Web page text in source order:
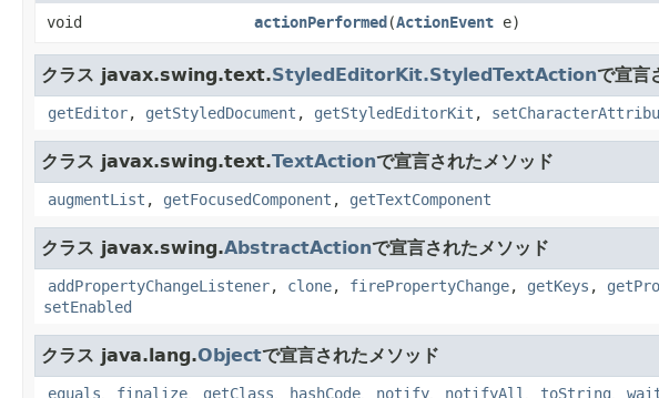
void actionPerformed ​(ActionEvent e)
クラス javax.swing.text.StyledEditorKit.StyledTextActionで宣言
getEditor, getStyledDocument , getStyledEditorKit ,
クラス javax.swing.text.TextActionで宣言されたメソッド
augmentList , getFocusedComponent , getTextComponent
クラス javax.swing.AbstractActionで宣言されたメソッド
addPropertyChangeListener, clone, firePropertyChange, getKeys ,
setEnabled
クラス java.lang.Objectで宣言されたメソッド
equals、 finalize、 getClass、 hashCode、 notify、 notifyAll、 toString、